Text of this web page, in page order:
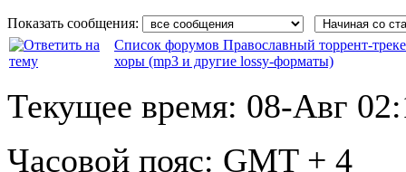
Показать сообщения:
Список форумов Православный торрент-
хоры (mp3 и другие lossy-форматы)
Текущее время: 08-Авг
Часовой пояс: GMT + 4